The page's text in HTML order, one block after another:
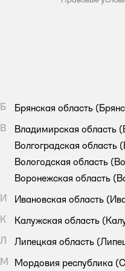
Б Брянская область
В
Владимирская область
Волгоградская область
Вологодская область
Воронежская область
И
Ивановская область
К
Калужская область
Л
Липецкая область
М
Мордовия республика